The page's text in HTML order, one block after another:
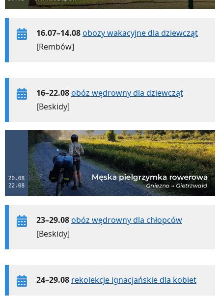
16.07–14.08obozy wakacyjne dla dziewcząt
[Rembów]
16–22.08obóz wędrowny dla dziewcząt
[Beskidy]
23–29.08obóz wędrowny dla chłopców
[Beskidy]
24–29.08 rekolekcje ignacjańskie dla kobiet